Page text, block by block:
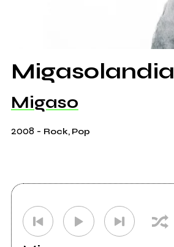
Migasolandia
Migaso
2008 - Rock, Pop